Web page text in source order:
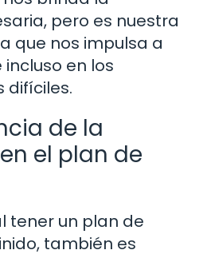
pero es nuestra
que nos impulsa a
en los
difíciles.
de la
el plan de
tener un plan de
también es